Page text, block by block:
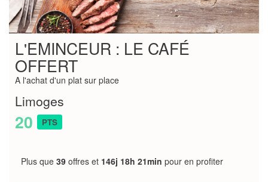
L'EMINCEUR : LE CAFÉ
OFFERT
A l'achat d'un plat sur place
Limoges
20 PTS
Plus que 39 offres et 146j 18h 21min pour en profiter